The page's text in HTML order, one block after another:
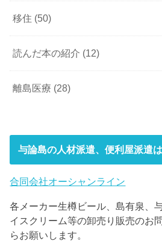
移住 (50)
読んだ本の紹介 (12)
離島医療 (28)
与論島の人材派遣、便利屋派遣
合同会社オーシャンライン
各メーカー生樽ビール、島有泉、
イスクリーム等の卸売り販売のお
らお願いします。